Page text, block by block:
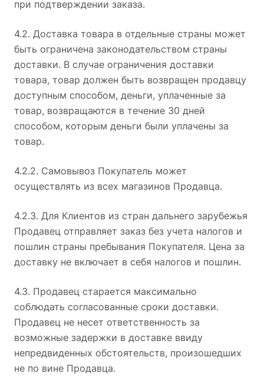
при подтверждении заказа.
4.2. Доставка товара в отдельные страны может
быть ограничена законодательством страны
доставки. В случае ограничения доставки
товара, товар должен быть возвращен продавцу
доступным способом, деньги, уплаченные за
товар, возвращаются в течение 30 дней
способом, которым деньги были уплачены за
товар.
4.2.2. Самовывоз Покупатель может
осуществлять из всех магазинов Продавца.
4.2.3. Для Клиентов из стран дальнего зарубежья
Продавец отправляет заказ без учета налогов и
пошлин страны пребывания Покупателя. Цена за
доставку не включает в себя налогов и пошлин.
4.3. Продавец старается максимально
соблюдать согласованные сроки доставки.
Продавец не несет ответственность за
возможные задержки в доставке ввиду
непредвиденных обстоятельств, произошедших
не по вине Продавца.